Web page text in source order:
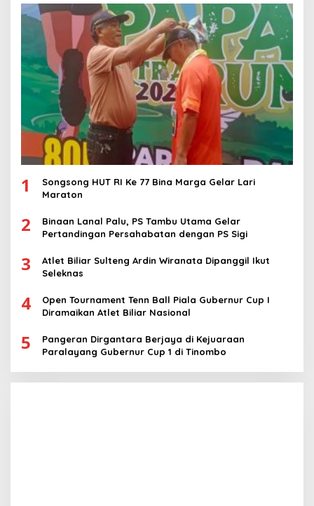
1
Songsong HUT RI Ke 77 Bina Marga Gelar Lari
Maraton
2
Binaan Lanal Palu, PS Tambu Utama Gelar
Pertandingan Persahabatan dengan PS Sigi
3
Atlet Biliar Sulteng Ardin Wiranata Dipanggil Ikut
Seleknas
4
Open Tournament Tenn Ball Piala Gubernur Cup I
Diramaikan Atlet Biliar Nasional
5
Pangeran Dirgantara Berjaya di Kejuaraan
Paralayang Gubernur Cup 1 di Tinombo